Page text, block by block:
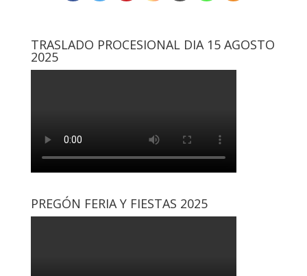
TRASLADO PROCESIONAL DIA 15 AGOSTO
2025
PREGÓN FERIA Y FIESTAS 2025